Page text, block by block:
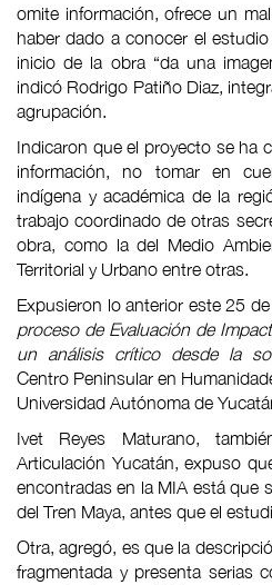
omite información, ofrece un
haber dado a conocer el
inicio de la obra “da una
indicó Rodrigo Patiño Diaz,
agrupación.
Indicaron que el proyecto se ha
información, no tomar en
indígena y académica de la
trabajo coordinado de otras
obra, como la del Medio
Territorial y Urbano entre otras.
Expusieron lo anterior este 25
proceso de Evaluación de
un análisis crítico desde la
Centro Peninsular en
Universidad Autónoma de
Ivet Reyes Maturano,
Articulación Yucatán, expuso
encontradas en la MIA está que
del Tren Maya, antes que el
Otra, agregó, es que la
fragmentada y presenta serias